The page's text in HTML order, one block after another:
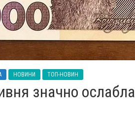
НОВИНИ ТОП-НОВИН
значно ослабла